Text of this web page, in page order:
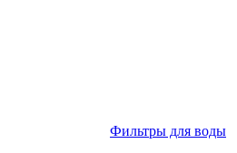
Фильтры для воды